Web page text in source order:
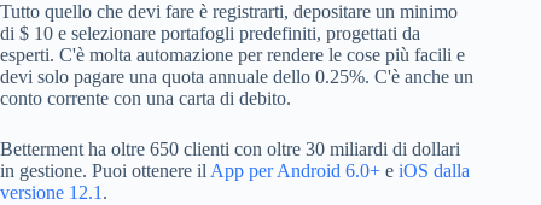
Tutto quello che devi fare è registrarti, depositare un minimo
di $ 10 e selezionare portafogli predefiniti, progettati da
esperti. C'è molta automazione per rendere le cose più facili e
devi solo pagare una quota annuale dello 0.25%. C'è anche un
conto corrente con una carta di debito.
Betterment ha oltre 650 clienti con oltre 30 miliardi di dollari
in gestione. Puoi ottenere il App per Android 6.0+ e iOS dalla
versione 12.1 .